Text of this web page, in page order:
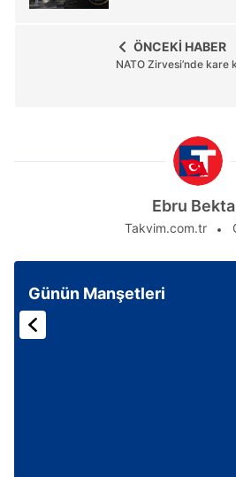
ÖNCEKİ HABER
NATO Zirvesi’nde kare
Ebru
Takvim.com.tr
Günün Manşetleri